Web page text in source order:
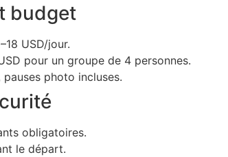
budget
USD/jour.
pour un groupe de 4 personnes.
photo incluses.
obligatoires.
le départ.